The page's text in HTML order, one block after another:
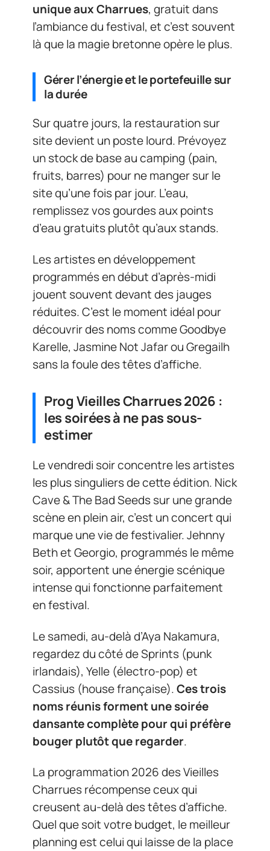
unique aux Charrues, gratuit dans
l’ambiance du festival, et c’est souvent
là que la magie bretonne opère le plus.
Gérer l’énergie et le portefeuille sur
la durée
Sur quatre jours, la restauration sur
site devient un poste lourd. Prévoyez
un stock de base au camping (pain,
fruits, barres) pour ne manger sur le
site qu’une fois par jour. L’eau,
remplissez vos gourdes aux points
d’eau gratuits plutôt qu’aux stands.
Les artistes en développement
programmés en début d’après-midi
jouent souvent devant des jauges
réduites. C’est le moment idéal pour
découvrir des noms comme Goodbye
Karelle, Jasmine Not Jafar ou Gregailh
sans la foule des têtes d’affiche.
Prog Vieilles Charrues 2026 :
les soirées à ne pas sous-
estimer
Le vendredi soir concentre les artistes
les plus singuliers de cette édition. Nick
Cave & The Bad Seeds sur une grande
scène en plein air, c’est un concert qui
marque une vie de festivalier. Jehnny
Beth et Georgio, programmés le même
soir, apportent une énergie scénique
intense qui fonctionne parfaitement
en festival.
Le samedi, au-delà d’Aya Nakamura,
regardez du côté de Sprints (punk
irlandais), Yelle (électro-pop) et
Cassius (house française).Ces trois
noms réunis forment une soirée
dansante complète pour qui préfère
bouger plutôt que regarder.
La programmation 2026 des Vieilles
Charrues récompense ceux qui
creusent au-delà des têtes d’affiche.
Quel que soit votre budget, le meilleur
planning est celui qui laisse de la place